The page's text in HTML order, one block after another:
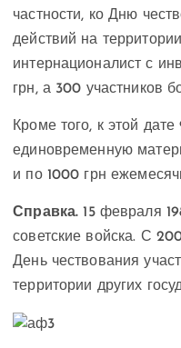
частности, ко Дню
действий на
интернационалист с
грн, а 300 участников
Кроме того, к этой
единовременную
и по 1000 грн
Справка. 15 февраля
советские войска. С
День чествования
территории других